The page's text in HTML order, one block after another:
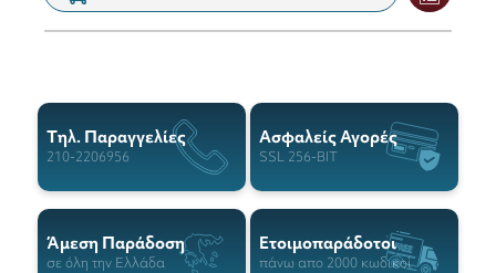
Tηλ. Παραγγελίες
210-2206956
Ασφαλείς Αγορές
SSL 256-BIT
Άμεση Παράδοση
σε όλη την Ελλάδα
Ετοιμοπαράδοτοι
πάνω απο 2000 κωδικοί